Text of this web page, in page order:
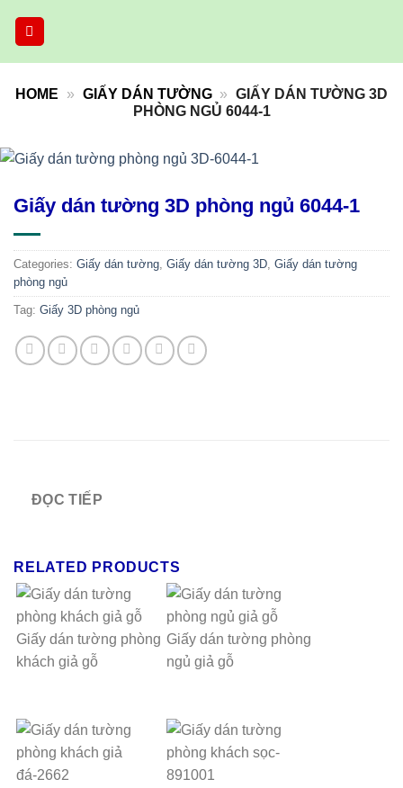
HOME » GIẤY DÁN TƯỜNG » GIẤY DÁN TƯỜNG 3D
PHÒNG NGỦ 6044-1
Giấy dán tường 3D phòng ngủ 6044-1
Categories: Giấy dán tường, Giấy dán tường 3D, Giấy dán tường
phòng ngủ
Tag: Giấy 3D phòng ngủ
ĐỌC TIẾP
RELATED PRODUCTS
Giấy dán tường phòng
khách giả gỗ
Giấy dán tường phòng
ngủ giả gỗ